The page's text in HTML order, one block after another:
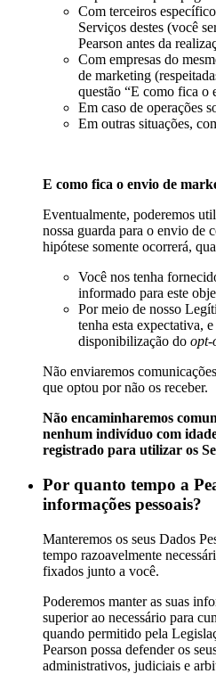
Com terceiros
Serviços destes (você
Pearson antes da
Com empresas do
de marketing
questão “E como fica o
Em caso de operações
Em outras situações,
E como fica o envio de
Eventualmente, poderemos
nossa guarda para o envio de
hipótese somente ocorrerá,
Você nos tenha
informado para este
Por meio de nosso
tenha esta expectativa,
disponibilização do opt-
Não enviaremos
que optou por não os receber.
Não encaminharemos
nenhum indivíduo com
registrado para utilizar os
Por quanto tempo a
informações pessoais?
Manteremos os seus Dados
tempo razoavelmente
fixados junto a você.
Poderemos manter as suas
superior ao necessário para
quando permitido pela
Pearson possa defender os
administrativos, judiciais e